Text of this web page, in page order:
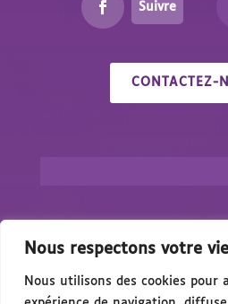
Nous respectons votre
Nous utilisons des cookies pour
Suivre
CONTACTEZ-